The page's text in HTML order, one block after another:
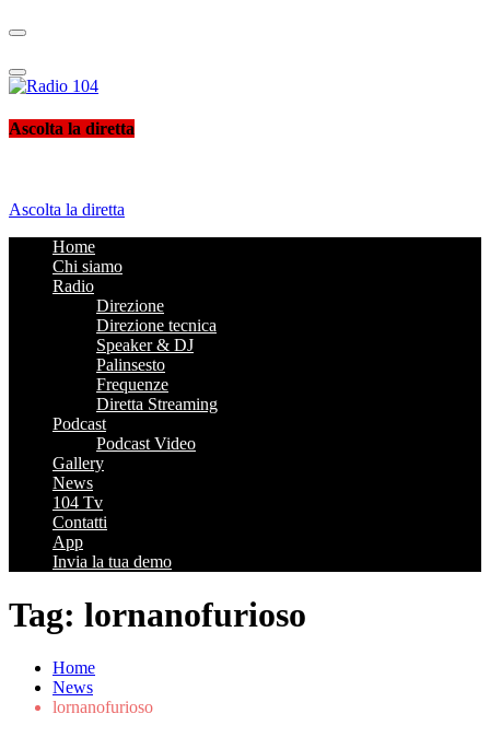
Radio 104
Like It !
Ascolta la diretta
Ascolta la diretta
Home
Chi siamo
Radio
Direzione
Direzione tecnica
Speaker & DJ
Palinsesto
Frequenze
Diretta Streaming
Podcast
Podcast Video
Gallery
News
104 Tv
Contatti
App
Invia la tua demo
Tag: lornanofurioso
Home
News
lornanofurioso